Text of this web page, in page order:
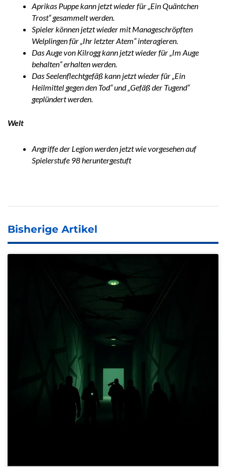
Aprikas Puppe kann jetzt wieder für „Ein Quäntchen
Trost“ gesammelt werden.
Spieler können jetzt wieder mit Manageschröpften
Welplingen für „Ihr letzter Atem“ interagieren.
Das Auge von Kilrogg kann jetzt wieder für „Im Auge
behalten“ erhalten werden.
Das Seelenflechtgefäß kann jetzt wieder für „Ein
Heilmittel gegen den Tod“ und „Gefäß der Tugend“
geplündert werden.
Welt
Angriffe der Legion werden jetzt wie vorgesehen auf
Spielerstufe 98 heruntergestuft
Bisherige Artikel